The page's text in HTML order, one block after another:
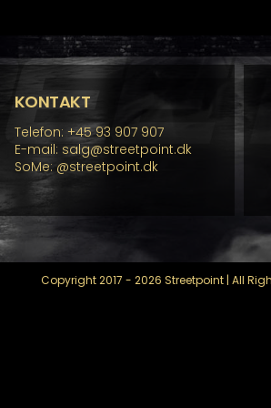
Mulighederne
kan
vælges
på
KONTAKT
Telefon: +45 93 907 907
E-mail: salg@streetpoint.dk
SoMe: @streetpoint.dk
Copyright 2017 - 2026 Streetpoint | All